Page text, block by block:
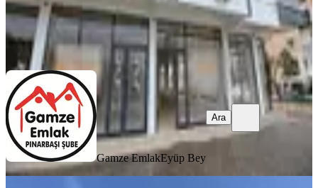
Gamze EmlakEyüp Bey
Gamze EmlakEyüp Bey
Ara